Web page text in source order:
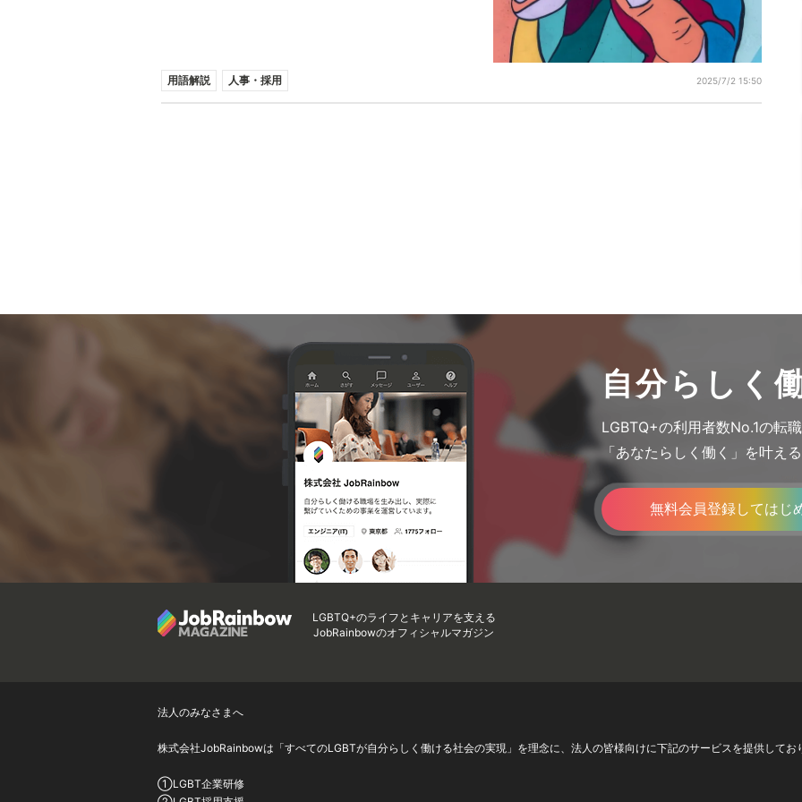
用語解説 人事・採用 2025/7/2 15:50
自分らしく
LGBTQ+の利用者数No.1の転
「あなたらしく働く」を叶え
無料会員登録してはじ
LGBTQ+のライフとキャリアを支える
JobRainbowのオフィシャルマガジン
法人のみなさまへ
株式会社JobRainbowは「すべてのLGBTが自分らしく働ける社会の実現」を理念に、法人の皆様向けに下記のサービスを提供してお
①LGBT企業研修